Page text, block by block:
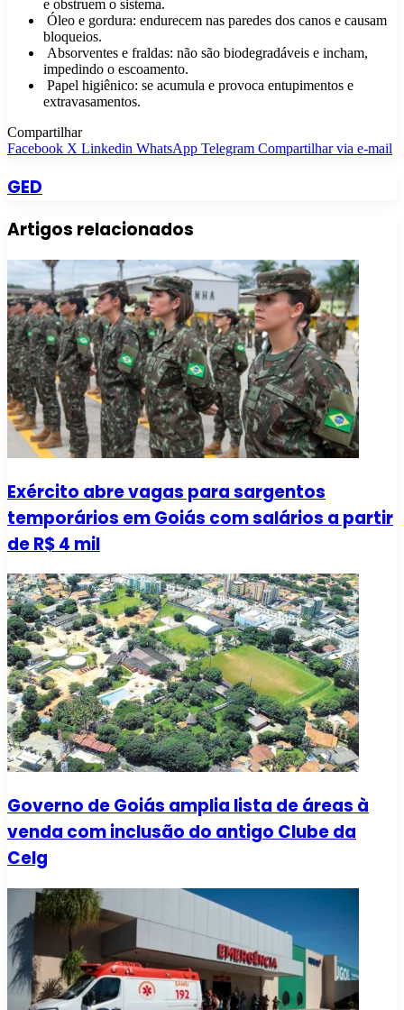
e obstruem o sistema.
Óleo e gordura: endurecem nas paredes dos canos e causam
bloqueios.
Absorventes e fraldas: não são biodegradáveis e incham,
impedindo o escoamento.
Papel higiênico: se acumula e provoca entupimentos e
extravasamentos.
Compartilhar
Facebook X Linkedin WhatsApp Telegram Compartilhar via e-mail
GED
Artigos relacionados
Exército abre vagas para sargentos
temporários em Goiás com salários a partir
de R$ 4 mil
Governo de Goiás amplia lista de áreas à
venda com inclusão do antigo Clube da
Celg